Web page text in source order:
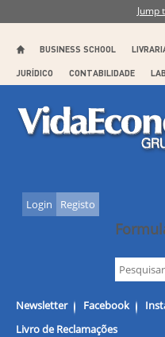
Jump
BUSINESS SCHOOL
JURÍDICO CONTABILIDADE
Login Registo
Newsletter Facebook
Livro de Reclamações